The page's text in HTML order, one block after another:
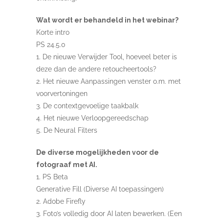
Wat wordt er behandeld in het webinar?
Korte intro
PS 24.5.0
1. De nieuwe Verwijder Tool, hoeveel beter is
deze dan de andere retoucheertools?
2. Het nieuwe Aanpassingen venster o.m. met
voorvertoningen
3. De contextgevoelige taakbalk
4. Het nieuwe Verloopgereedschap
5. De Neural Filters
De diverse mogelijkheden voor de
fotograaf met AI.
1. PS Beta
Generative Fill (Diverse AI toepassingen)
2. Adobe Firefly
3. Foto’s volledig door AI laten bewerken. (Een